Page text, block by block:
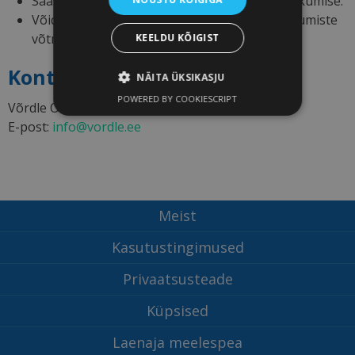
Võidad oluliselt aega, mis muidu kuluks pakkumiste
võtmistele erinevate teenusepakkujate käest.
Kontakt
Võrdle OÜ
E-post: info@vordle.ee
Meist
Kasutustingimused
Privaatsusteade
Küpsised
Laenaja meelespea
KEELDU KÕIGIST
NÄITA ÜKSIKASJU
POWERED BY COOKIESCRIPT